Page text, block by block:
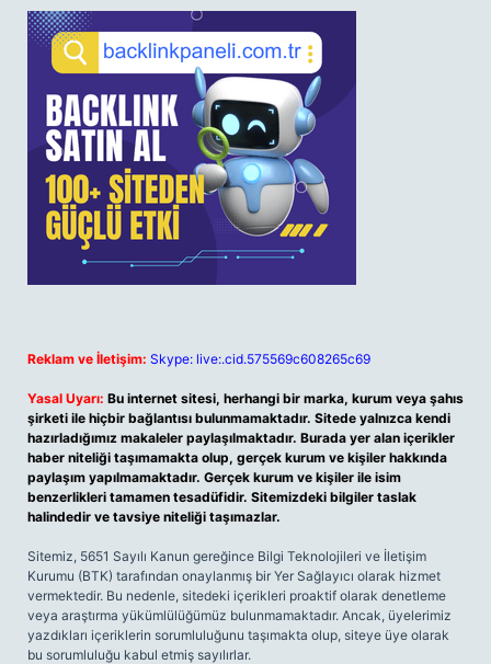
Reklam ve İletişim: Skype: live:.cid.575569c608265c69
Yasal Uyarı: Bu internet sitesi, herhangi bir marka, kurum veya şahıs
şirketi ile hiçbir bağlantısı bulunmamaktadır. Sitede yalnızca kendi
hazırladığımız makaleler paylaşılmaktadır. Burada yer alan içerikler
haber niteliği taşımamakta olup, gerçek kurum ve kişiler hakkında
paylaşım yapılmamaktadır. Gerçek kurum ve kişiler ile isim
benzerlikleri tamamen tesadüfidir. Sitemizdeki bilgiler taslak
halindedir ve tavsiye niteliği taşımazlar.
Sitemiz, 5651 Sayılı Kanun gereğince Bilgi Teknolojileri ve İletişim
Kurumu (BTK) tarafından onaylanmış bir Yer Sağlayıcı olarak hizmet
vermektedir. Bu nedenle, sitedeki içerikleri proaktif olarak denetleme
veya araştırma yükümlülüğümüz bulunmamaktadır. Ancak, üyelerimiz
yazdıkları içeriklerin sorumluluğunu taşımakta olup, siteye üye olarak
bu sorumluluğu kabul etmiş sayılırlar.